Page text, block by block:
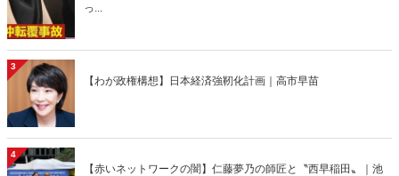
っ...
3
【わが政権構想】日本経済強靭化計画｜高市早苗
4
【赤いネットワークの闇】仁藤夢乃の師匠と〝西早稲田〟｜池